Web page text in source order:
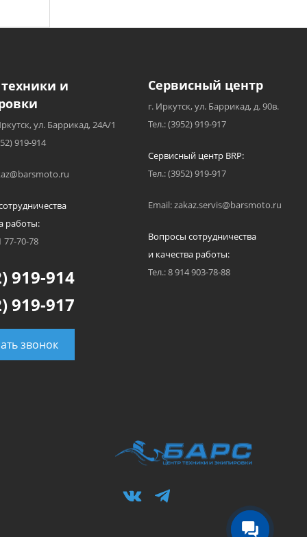
и
ул. Баррикад, 24А/1
919-914
работы:
77-70-78
919-914
919-917
звонок
Сервисный центр
г. Иркутск, ул. Баррикад, д. 90в.
Тел.: (3952) 919-917
Сервисный центр BRP:
Тел.: (3952) 919-917
Email: zakaz.servis@barsmoto.ru
Вопросы сотрудничества
и качества работы:
Тел.: 8 914 903-78-88